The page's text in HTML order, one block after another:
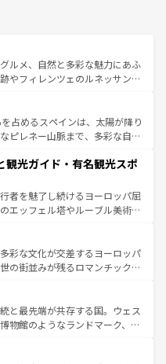
ルメ、自然と多彩な魅力にあふ
やフィレンツェのルネッサンス
田園風景やアマルフィ海岸の絶
ない。観光の合間には、本場の
イタリア料理を堪能することも
忘れられない旅をしてみよう！
は
占めるスペインは、太陽が降り
ピレネー山脈まで、多彩な自然
情熱的なフラメンコ、熱気あふ
タパスが生活の一部となってい
された雰囲気や、バルセロナの
地方では古代ローマ遺跡や中世
気候が異なるスペインはその個
性で訪れる人を魅了する。 なお、新着のスペイン情報は コ
しい。
観光ガイド・有名観光スポ
者を魅了し続けるヨーロッパ屈
エッフェル塔やルーブル美術館
いる。華麗な宮殿、歴史的な大
て豊かな自然が、訪れる者を心
ンスは美食の国としても知ら
であるランス、プロヴァンスの
、多彩な楽しみ方が可能だ。さ
魅力が溢れており、どの街角に
ぞれで全く異なる文化を体験で
彩な文化が交差するヨーロッパ
の街並みが残るロマンチック街
歩いても飽きることがない。ベ
エルン州のアルプスの絶景、そ
畑といった風景は必見。ビール
ほしい。 なお、新着の
と最先端が共存する国。ウェス
物館のようなランドマーク、歴
る。また、優雅なアフタヌーン